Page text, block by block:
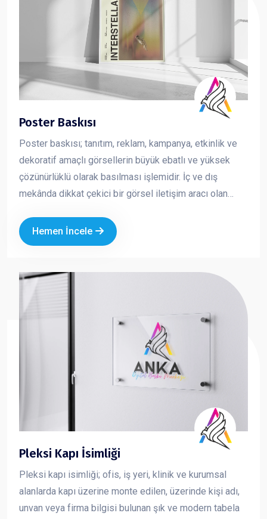
Poster Baskısı
Poster baskısı; tanıtım, reklam, kampanya, etkinlik ve
dekoratif amaçlı görsellerin büyük ebatlı ve yüksek
çözünürlüklü olarak basılması işlemidir. İç ve dış
mekânda dikkat çekici bir görsel iletişim aracı olan
iletmesini sağlar. Kurumsal tasarım ve kaliteli baskı
teknikleriyle üretilen posterler, markanızın profesyonel
Hemen İncele
Pleksi Kapı İsimliği
Pleksi kapı isimliği; ofis, iş yeri, klinik ve kurumsal
alanlarda kapı üzerine monte edilen, üzerinde kişi adı,
unvan veya firma bilgisi bulunan şık ve modern tabela